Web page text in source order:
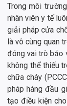
Trong môi
nhân viên y tế
giải pháp cửa
là vô cùng quan
đóng vai trò bảo
không thể thiếu
chữa cháy
pháp hàng đầu
tạo điều kiện